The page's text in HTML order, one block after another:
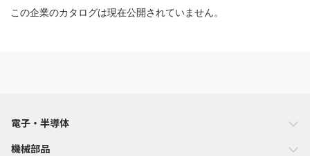
この企業のカタログは現在公開されていません。
電子・半導体
機械部品